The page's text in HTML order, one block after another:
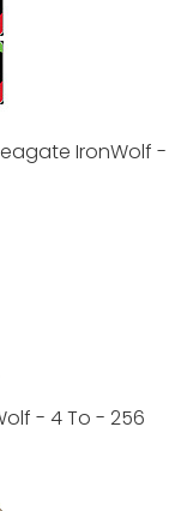
IronWolf -
- 4 To - 256